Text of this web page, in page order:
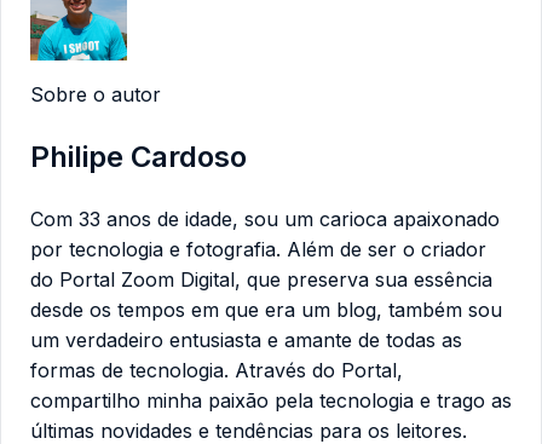
Sobre o autor
Philipe Cardoso
Com 33 anos de idade, sou um carioca apaixonado
por tecnologia e fotografia. Além de ser o criador
do Portal Zoom Digital, que preserva sua essência
desde os tempos em que era um blog, também sou
um verdadeiro entusiasta e amante de todas as
formas de tecnologia. Através do Portal,
compartilho minha paixão pela tecnologia e trago as
últimas novidades e tendências para os leitores.